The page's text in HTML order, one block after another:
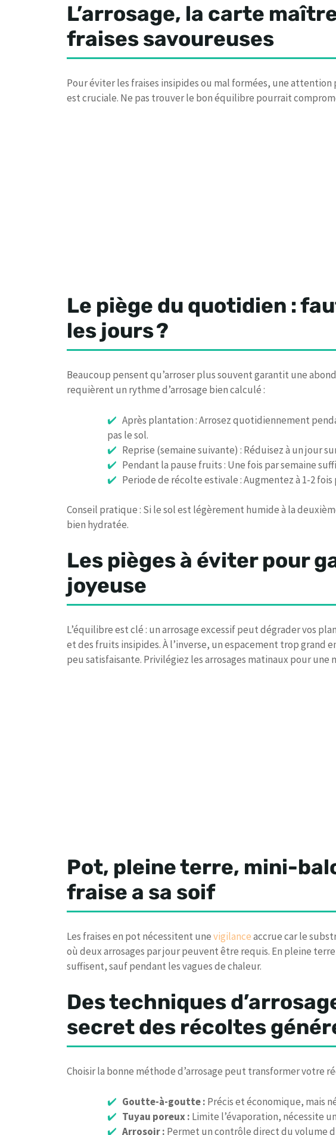
L’arrosage, la carte
fraises savoureuses
Pour éviter les fraises insipides ou mal formées, une
est cruciale. Ne pas trouver le bon équilibre pourrait
Le piège du quotidien :
les jours ?
Beaucoup pensent qu’arroser plus souvent garantit une
requièrent un rythme d’arrosage bien calculé :
Après plantation : Arrosez quotidiennement
pas le sol.
Reprise (semaine suivante) : Réduisez à un jour
Pendant la pause fruits : Une fois par semaine
Periode de récolte estivale : Augmentez à 1-2
Conseil pratique : Si le sol est légèrement humide à la
bien hydratée.
Les pièges à éviter pour
joyeuse
L’équilibre est clé : un arrosage excessif peut dégrader vos
et des fruits insipides. À l’inverse, un espacement trop grand
peu satisfaisante. Privilégiez les arrosages matinaux pour
Pot, pleine terre, mini-
fraise a sa soif
Les fraises en pot nécessitent unevigilanceaccrue car le
où deux arrosages par jour peuvent être requis. En pleine
suffisent, sauf pendant les vagues de chaleur.
Des techniques
secret des récoltes
Choisir la bonne méthode d’arrosage peut transformer votre
Goutte-à-goutte : Précis et économique, mais
Tuyau poreux : Limite l’évaporation, nécessite
Arrosoir : Permet un contrôle direct du volume